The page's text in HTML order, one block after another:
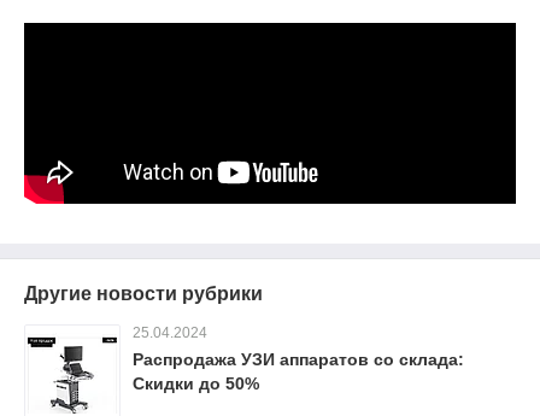
Другие новости рубрики
25.04.2024
Распродажа УЗИ аппаратов со склада:
Скидки до 50%